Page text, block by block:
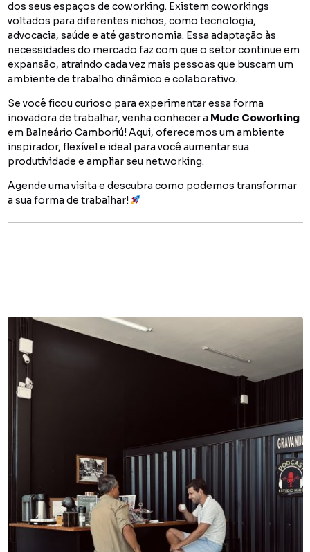
dos seus espaços de coworking. Existem coworkings
voltados para diferentes nichos, como tecnologia,
advocacia, saúde e até gastronomia. Essa adaptação às
necessidades do mercado faz com que o setor continue em
expansão, atraindo cada vez mais pessoas que buscam um
ambiente de trabalho dinâmico e colaborativo.
Se você ficou curioso para experimentar essa forma
inovadora de trabalhar, venha conhecer a Mude Coworking
em Balneário Camboriú! Aqui, oferecemos um ambiente
inspirador, flexível e ideal para você aumentar sua
produtividade e ampliar seu networking.
Agende uma visita e descubra como podemos transformar
a sua forma de trabalhar!